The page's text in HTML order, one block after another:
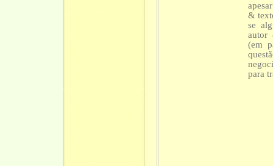
&
se
autor
(em
para